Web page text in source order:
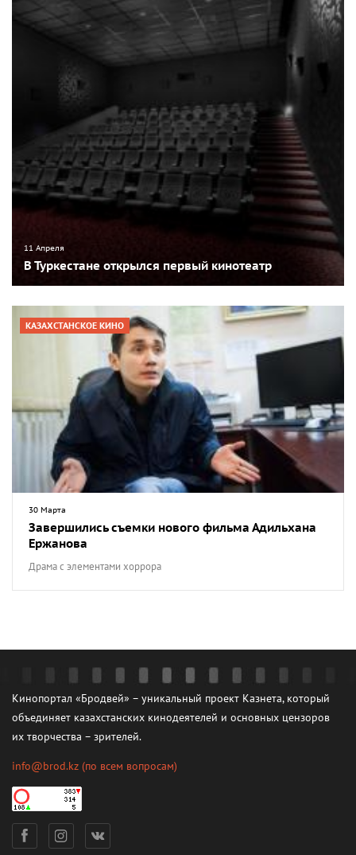
11 Апреля
В Туркестане открылся первый кинотеатр
КАЗАХСТАНСКОЕ КИНО
30 Марта
Завершились съемки нового фильма Адильхана
Ержанова
Драма с элементами хоррора
Кинопортал «Бродвей» – уникальный проект Казнета, который
объединяет казахстанских кинодеятелей и основных цензоров
их творчества – зрителей.
info@brod.kz (по всем вопросам)